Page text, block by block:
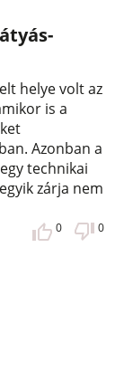
helye volt az
is a
Azonban a
technikai
zárja nem
0 0